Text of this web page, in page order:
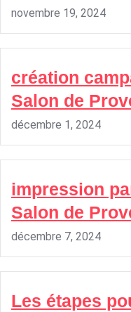
novembre 19, 2024
création
Salon de
décembre 1, 2024
impression
Salon de
décembre 7, 2024
Les étapes